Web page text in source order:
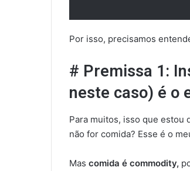
Por isso, precisamos
# Premissa 1:
neste caso) é o
Para muitos, isso que estou
não for comida? Esse é o
Mas comida é commodity,